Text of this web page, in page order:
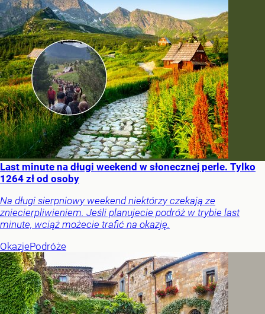
Last minute na długi weekend w słonecznej perle. Tylko
1264 zł od osoby
Na długi sierpniowy weekend niektórzy czekają ze
zniecierpliwieniem. Jeśli planujecie podróż w trybie last
minute, wciąż możecie trafić na okazję.
OkazjePodróże